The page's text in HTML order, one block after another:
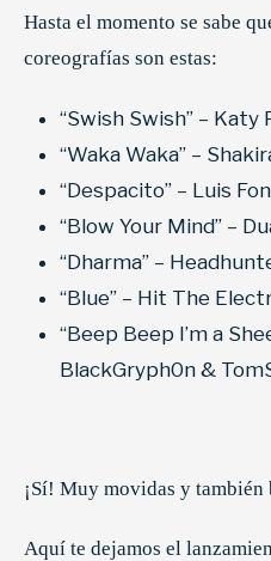
Hasta el momento se sabe
coreografías son estas:
“Swish Swish” – Katy
“Waka Waka” –
“Despacito” – Luis
“Blow Your Mind” –
“Dharma” –
“Blue” – Hit The
“Beep Beep I’m a
BlackGryph0n &
¡Sí! Muy movidas y también
Aquí te dejamos el